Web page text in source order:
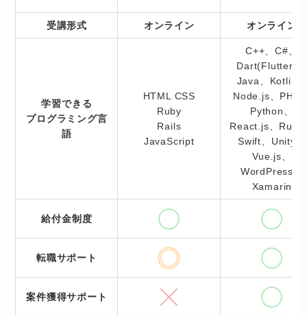
受講形式 オンライン オンライン
学習できる
プログラミング言
語
HTML CSS
Ruby
Rails
JavaScript
C++、C#、
Dart(Flutter)、
Java、Kotlin、
Node.js、PHP
Python、
React.js、Ruby
Swift、Unity、
Vue.js、
WordPress、
Xamarin
給付金制度
転職サポート
案件獲得サポート